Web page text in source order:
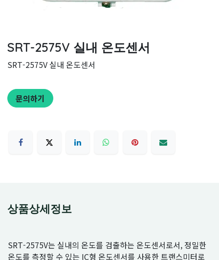
SRT-2575V 실내 온도센서
SRT-2575V 실내 온도센서
문의하기
상품상세정보
SRT-2575V는 실내의 온도를 검출하는 온도센서로서, 정밀한
온도를 측정할 수 있는 IC형 온도센서를 사용한 트랜스미터로